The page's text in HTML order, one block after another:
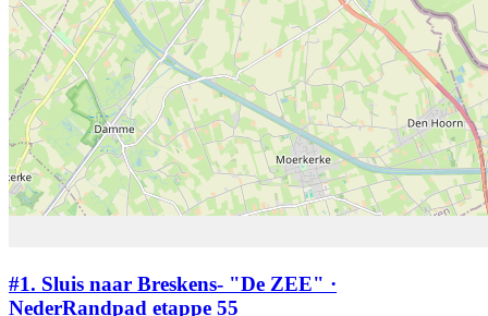
#1. Sluis naar Breskens- "De ZEE" ·
NederRandpad etappe 55